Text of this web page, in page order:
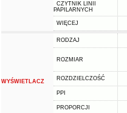
CZYTNIK LINII
PAPILARNYCH
WIĘCEJ
WYŚWIETLACZ
RODZAJ
ROZMIAR
ROZDZIELCZOŚĆ
PPI
PROPORCJI